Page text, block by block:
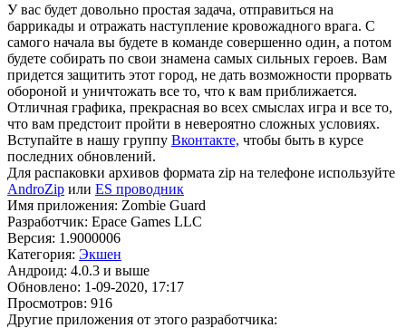
У вас будет довольно простая задача, отправиться на
баррикады и отражать наступление кровожадного врага. С
самого начала вы будете в команде совершенно один, а потом
будете собирать по свои знамена самых сильных героев. Вам
придется защитить этот город, не дать возможности прорвать
обороной и уничтожать все то, что к вам приближается.
Отличная графика, прекрасная во всех смыслах игра и все то,
что вам предстоит пройти в невероятно сложных условиях.
Вступайте в нашу группу Вконтакте, чтобы быть в курсе
последних обновлений.
Для распаковки архивов формата zip на телефоне используйте
AndroZip или ES проводник
Имя приложения: Zombie Guard
Разработчик: Epace Games LLC
Версия: 1.9000006
Категория: Экшен
Андроид: 4.0.3 и выше
Обновлено: 1-09-2020, 17:17
Просмотров: 916
Другие приложения от этого разработчика: